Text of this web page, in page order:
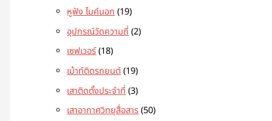
หูฟัง ไมค์นอก 19
อุปกรณ์วัดความถี่ 2
เซฟเวอร์ 18
เม้าท์ติดรถยนต์ 19
เสาติดตั้งประจำที่ 3
เสาอากาศวิทยุสื่อสาร 50